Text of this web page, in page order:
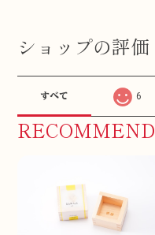
ショップの評価
すべて 6
RECOMMEND